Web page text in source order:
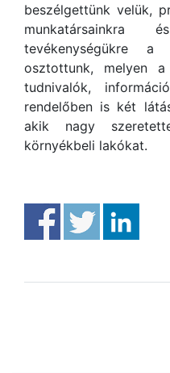
beszélgettünk velük,
munkatársainkra
tevékenységükre
osztottunk, melyen a
tudnivalók,
rendelőben is két
akik nagy
környékbeli lakókat.